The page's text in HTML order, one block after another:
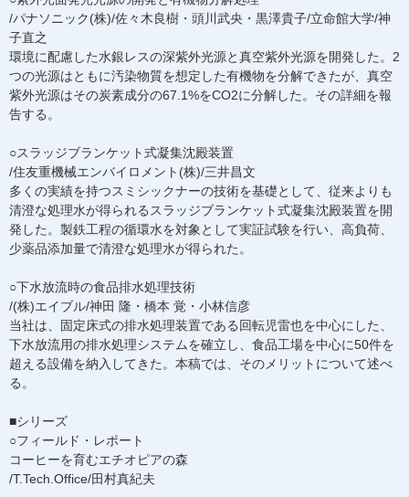
/パナソニック(株)/佐々木良樹・頭川武央・黒澤貴子/立命館大学/神
子直之
環境に配慮した水銀レスの深紫外光源と真空紫外光源を開発した。2
つの光源はともに汚染物質を想定した有機物を分解できたが、真空
紫外光源はその炭素成分の67.1%をCO2に分解した。その詳細を報
告する。
○スラッジブランケット式凝集沈殿装置
/住友重機械エンバイロメント(株)/三井昌文
多くの実績を持つスミシックナーの技術を基礎として、従来よりも
清澄な処理水が得られるスラッジブランケット式凝集沈殿装置を開
発した。製鉄工程の循環水を対象として実証試験を行い、高負荷、
少薬品添加量で清澄な処理水が得られた。
○下水放流時の食品排水処理技術
/(株)エイブル/神田 隆・橋本 覚・小林信彦
当社は、固定床式の排水処理装置である回転児雷也を中心にした、
下水放流用の排水処理システムを確立し、食品工場を中心に50件を
超える設備を納入してきた。本稿では、そのメリットについて述べ
る。
■シリーズ
○フィールド・レポート
コーヒーを育むエチオピアの森
/T.Tech.Office/田村真紀夫